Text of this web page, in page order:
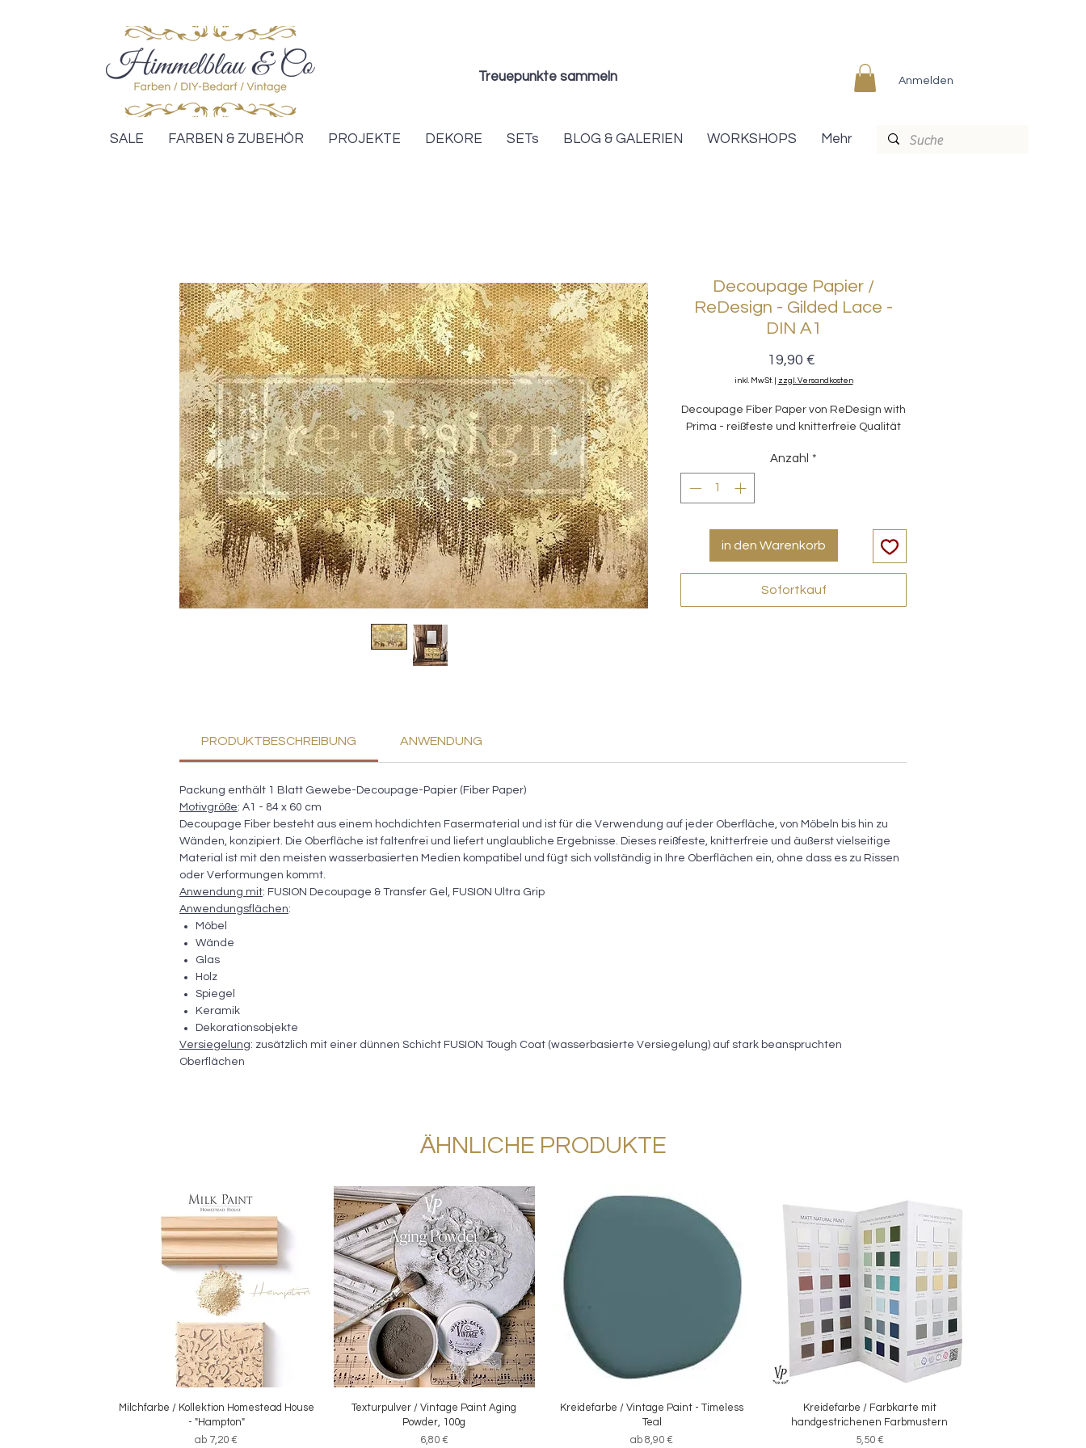
Treuepunkte sammeln Anmelden
SALE FARBEN & ZUBEHÖR PROJEKTE DEKORE SETs BLOG & GALERIEN WORKSHOPS Mehr
Decoupage Papier /
ReDesign - Gilded Lace -
DIN A1
19,90 €
inkl. MwSt. zzgl. Versandkosten
Decoupage Fiber Paper von ReDesign with
Prima - reißfeste und knitterfreie Qualität
Anzahl *
in den Warenkorb
Sofortkauf
PRODUKTBESCHREIBUNG ANWENDUNG
Packung enthält 1 Blatt Gewebe-Decoupage-Papier (Fiber Paper)
Motivgröße: A1 - 84 x 60 cm
Decoupage Fiber besteht aus einem hochdichten Fasermaterial und ist für die Verwendung auf jeder Oberfläche, von Möbeln bis hin zu
Wänden, konzipiert. Die Oberfläche ist faltenfrei und liefert unglaubliche Ergebnisse. Dieses reißfeste, knitterfreie und äußerst vielseitige
Material ist mit den meisten wasserbasierten Medien kompatibel und fügt sich vollständig in Ihre Oberflächen ein, ohne dass es zu Rissen
oder Verformungen kommt.
Anwendung mit: FUSION Decoupage & Transfer Gel, FUSION Ultra Grip
Anwendungsflächen:
Möbel
Wände
Glas
Holz
Spiegel
Keramik
Dekorationsobjekte
Versiegelung: zusätzlich mit einer dünnen Schicht FUSION Tough Coat (wasserbasierte Versiegelung) auf stark beanspruchten
Oberflächen
ÄHNLICHE PRODUKTE
Schnellansicht
Milchfarbe / Kollektion Homestead House
- "Hampton"
ab 7,20 €
Sale-Preis
Schnellansicht
Texturpulver / Vintage Paint Aging
Powder, 100g
Preis
6,80 €
Schnellansicht
Kreidefarbe / Vintage Paint - Timeless
Teal
ab8,90 €
Sale-Preis
Schnellansicht
Kreidefarbe / Farbkarte mit
handgestrichenen Farbmustern
Preis
5,50 €